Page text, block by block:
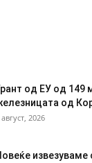
од ЕУ од 149
од
2026